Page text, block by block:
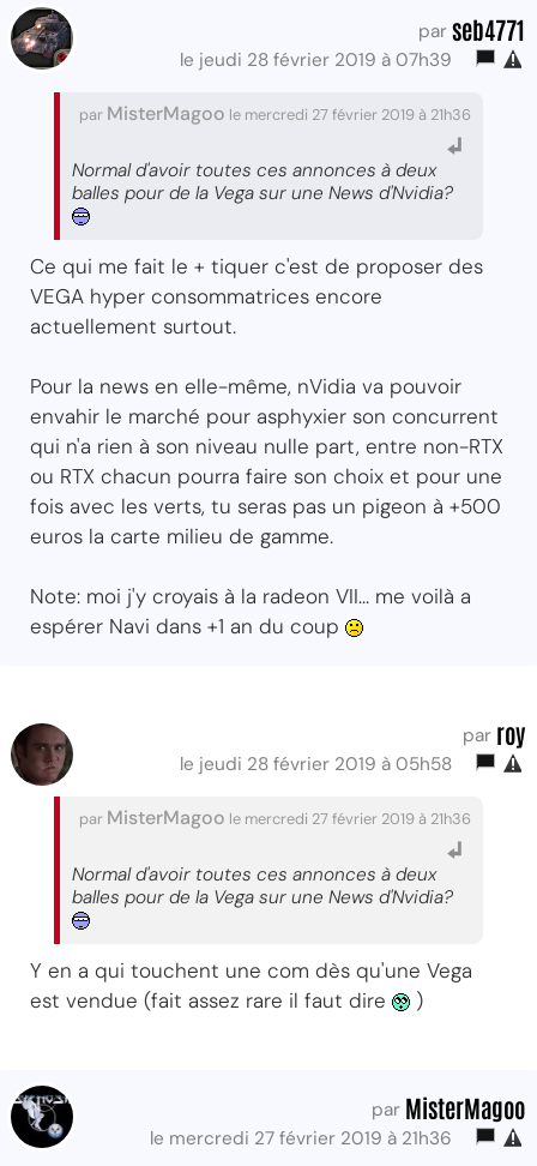
par seb4771
le jeudi 28 février 2019 à 07h39
par MisterMagoo le mercredi 27 février 2019 à 21h36
Normal d'avoir toutes ces annonces à deux
balles pour de la Vega sur une News d'Nvidia?
Ce qui me fait le + tiquer c'est de proposer des
VEGA hyper consommatrices encore
actuellement surtout.
Pour la news en elle-même, nVidia va pouvoir
envahir le marché pour asphyxier son concurrent
qui n'a rien à son niveau nulle part, entre non-RTX
ou RTX chacun pourra faire son choix et pour une
fois avec les verts, tu seras pas un pigeon à +500
euros la carte milieu de gamme.
Note: moi j'y croyais à la radeon VII... me voilà a
espérer Navi dans +1 an du coup
par roy
le jeudi 28 février 2019 à 05h58
par MisterMagoo le mercredi 27 février 2019 à 21h36
Normal d'avoir toutes ces annonces à deux
balles pour de la Vega sur une News d'Nvidia?
Y en a qui touchent une com dès qu'une Vega
est vendue (fait assez rare il faut dire
)
par MisterMagoo
le mercredi 27 février 2019 à 21h36